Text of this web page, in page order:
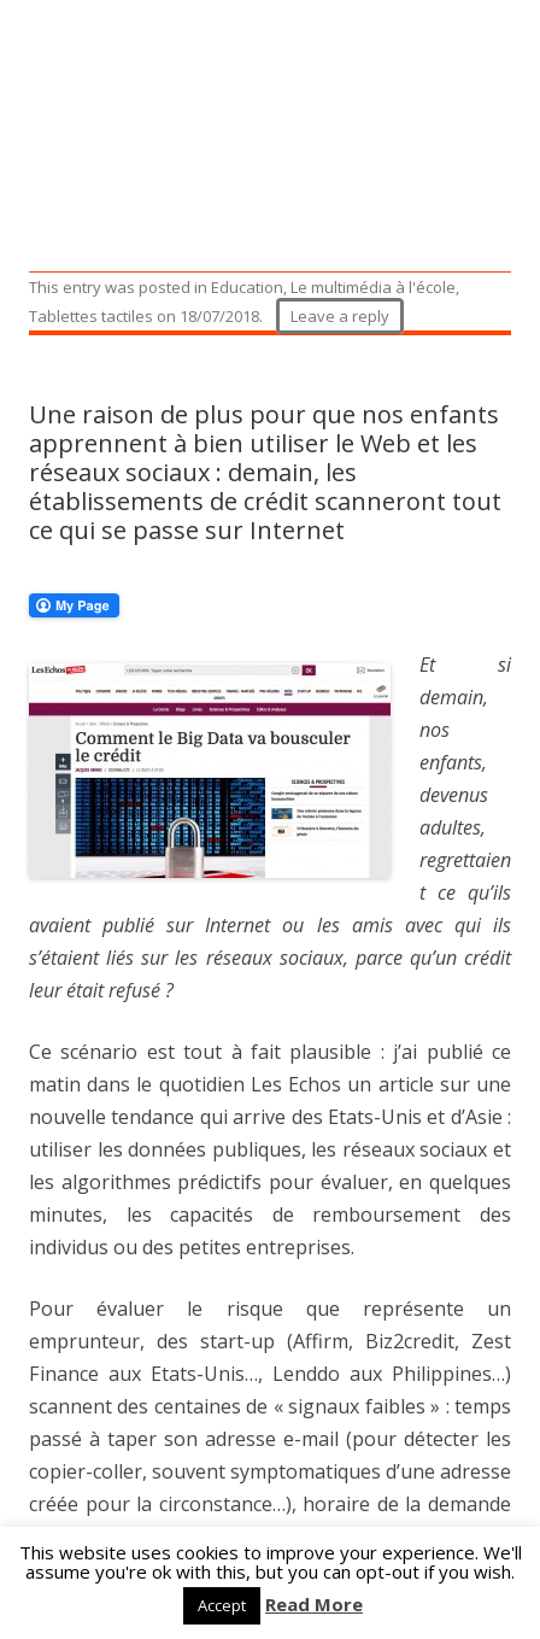
This entry was posted in Education, Le multimédia à l'école,
Tablettes tactiles on 18/07/2018. Leave a reply
Une raison de plus pour que nos enfants
apprennent à bien utiliser le Web et les
réseaux sociaux : demain, les
établissements de crédit scanneront tout
ce qui se passe sur Internet
Et si
demain,
nos
enfants,
devenus
adultes,
regrettaien
t ce qu’ils
avaient publié sur Internet ou les amis avec qui ils
s’étaient liés sur les réseaux sociaux, parce qu’un crédit
leur était refusé ?
Ce scénario est tout à fait plausible : j’ai publié ce
matin dans le quotidien Les Echos un article sur une
nouvelle tendance qui arrive des Etats-Unis et d’Asie :
utiliser les données publiques, les réseaux sociaux et
les algorithmes prédictifs pour évaluer, en quelques
minutes, les capacités de remboursement des
individus ou des petites entreprises.
Pour évaluer le risque que représente un
emprunteur, des start-up (Affirm, Biz2credit, Zest
Finance aux Etats-Unis…, Lenddo aux Philippines…)
scannent des centaines de « signaux faibles » : temps
passé à taper son adresse e-mail (pour détecter les
copier-coller, souvent symptomatiques d’une adresse
créée pour la circonstance…), horaire de la demande
méfiance…), identité sur les réseaux sociaux,
descriptif du travail sur Linkedin, nombre d’amis sur
This website uses cookies to improve your experience. We'll
assume you're ok with this, but you can opt-out if you wish.
Accept Read More